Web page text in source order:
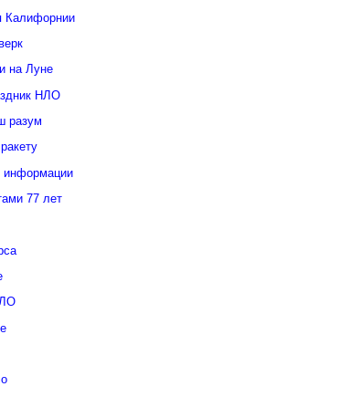
Калифорнии
на Луне
НЛО
разум
информации
77 лет